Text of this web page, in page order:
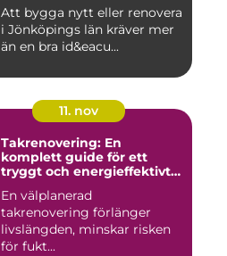
Att bygga nytt eller renovera
i Jönköpings län kräver mer
än en bra id&eacu...
11. nov
Takrenovering: En
komplett guide för ett
tryggt och energieffektivt
En välplanerad
takrenovering förlänger
livslängden, minskar risken
för fukt...